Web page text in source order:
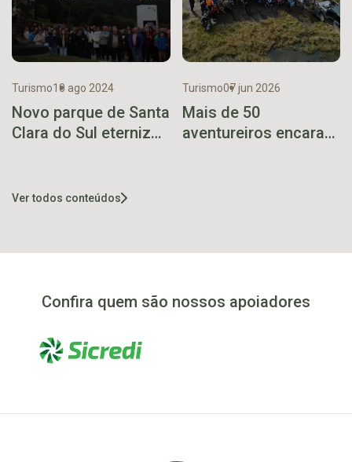
Turismo10 ago 2024
Novo parque de Santa
Clara do Sul eterniza
Turismo07 jun 2026
Mais de 50
aventureiros encaram
Ver todos conteúdos
Confira quem são nossos apoiadores